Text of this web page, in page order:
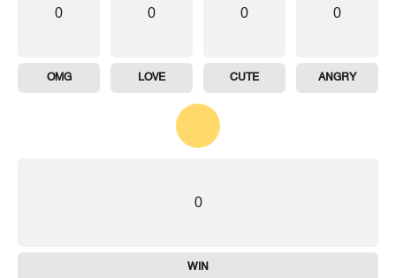
0
ANGRY
0
CUTE
0
LOVE
0
OMG
0
WIN